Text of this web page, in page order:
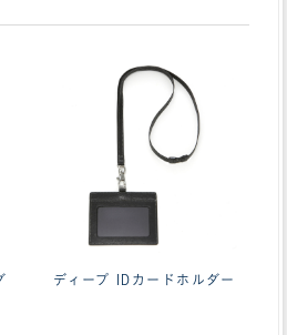
ディープ IDカードホルダー